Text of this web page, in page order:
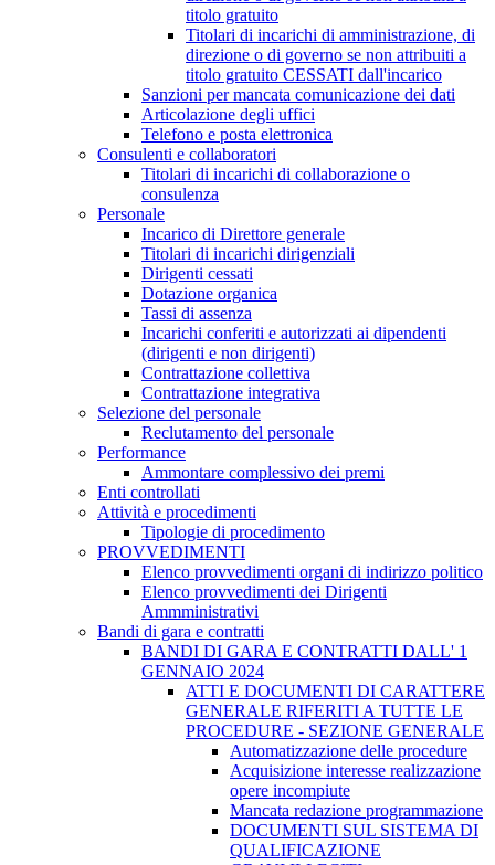
titolo gratuito
Titolari di incarichi di amministrazione, di
direzione o di governo se non attribuiti a
titolo gratuito CESSATI dall'incarico
Sanzioni per mancata comunicazione dei dati
Articolazione degli uffici
Telefono e posta elettronica
Consulenti e collaboratori
Titolari di incarichi di collaborazione o
consulenza
Personale
Incarico di Direttore generale
Titolari di incarichi dirigenziali
Dirigenti cessati
Dotazione organica
Tassi di assenza
Incarichi conferiti e autorizzati ai dipendenti
(dirigenti e non dirigenti)
Contrattazione collettiva
Contrattazione integrativa
Selezione del personale
Reclutamento del personale
Performance
Ammontare complessivo dei premi
Enti controllati
Attività e procedimenti
Tipologie di procedimento
PROVVEDIMENTI
Elenco provvedimenti organi di indirizzo politico
Elenco provvedimenti dei Dirigenti
Ammministrativi
Bandi di gara e contratti
BANDI DI GARA E CONTRATTI DALL' 1
GENNAIO 2024
ATTI E DOCUMENTI DI CARATTERE
GENERALE RIFERITI A TUTTE LE
PROCEDURE - SEZIONE GENERALE
Automatizzazione delle procedure
Acquisizione interesse realizzazione
opere incompiute
Mancata redazione programmazione
DOCUMENTI SUL SISTEMA DI
QUALIFICAZIONE